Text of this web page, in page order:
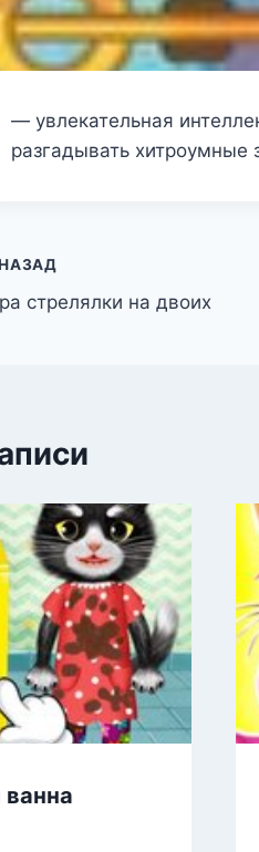
— увлекательная
разгадывать
стрелялки на двоих
ванна